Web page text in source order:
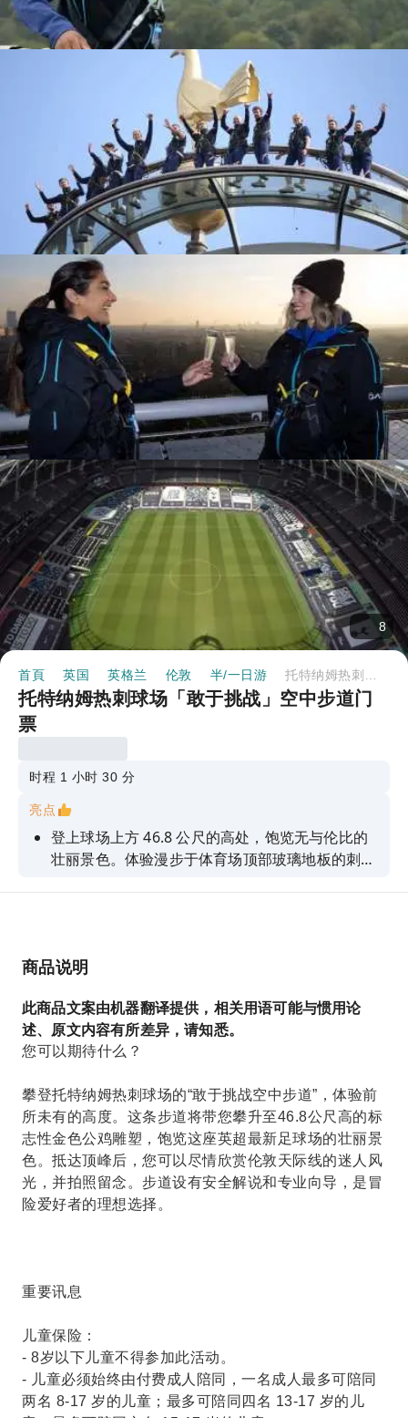
8
首頁 英国 英格兰 伦敦 半/一日游
托特纳姆热刺球场「敢于挑战」空中步道门
票
时程 1 小时 30 分
亮点
登上球场上方 46.8 公尺的高处，饱览无与伦比的
壮丽景色。体验漫步于体育场顶部玻璃地板的刺
商品说明
此商品文案由机器翻译提供，相关用语可能与惯用论
述、原文内容有所差异，请知悉。
您可以期待什么？
攀登托特纳姆热刺球场的“敢于挑战空中步道”，体验前
所未有的高度。这条步道将带您攀升至46.8公尺高的标
志性金色公鸡雕塑，饱览这座英超最新足球场的壮丽景
色。抵达顶峰后，您可以尽情欣赏伦敦天际线的迷人风
光，并拍照留念。步道设有安全解说和专业向导，是冒
险爱好者的理想选择。
重要讯息
儿童保险：
- 8岁以下儿童不得参加此活动。
- 儿童必须始终由付费成人陪同，一名成人最多可陪同
两名 8-17 岁的儿童；最多可陪同四名 13-17 岁的儿